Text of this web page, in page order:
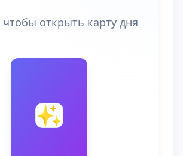
открыть карту дня
🔮
✨